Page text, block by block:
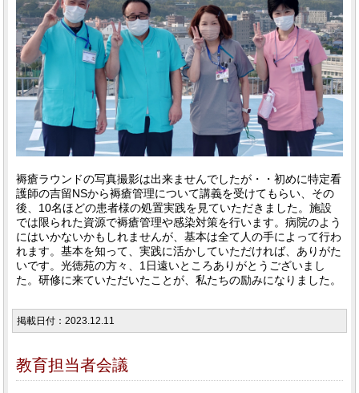
褥瘡ラウンドの写真撮影は出来ませんでしたが・・初めに特定看
護師の吉留NSから褥瘡管理について講義を受けてもらい、その
後、10名ほどの患者様の処置実践を見ていただきました。施設
では限られた資源で褥瘡管理や感染対策を行います。病院のよう
にはいかないかもしれませんが、基本は全て人の手によって行わ
れます。基本を知って、実践に活かしていただければ、ありがた
いです。光徳苑の方々、1日遠いところありがとうございまし
た。研修に来ていただいたことが、私たちの励みになりました。
掲載日付：2023.12.11
教育担当者会議